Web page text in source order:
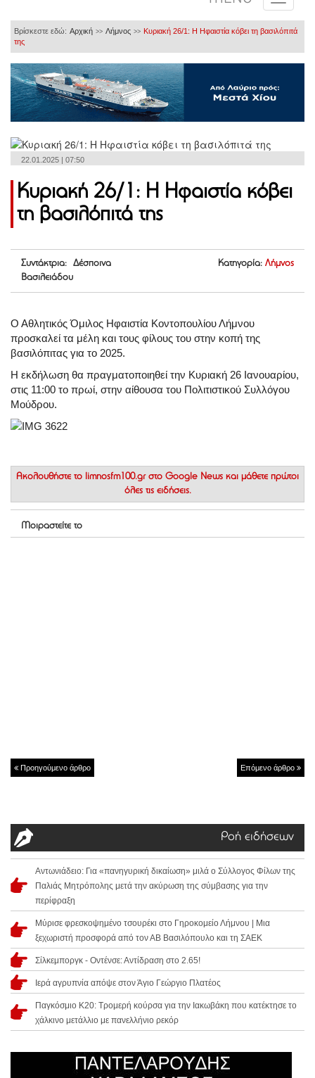
Βρίσκεστε εδώ: Αρχική >> Λήμνος >> Κυριακή 26/1: Η Ηφαιστία κόβει τη βασιλόπιτά
της
22.01.2025 | 07:50
Κυριακή 26/1: Η Ηφαιστία κόβει
τη βασιλόπιτά της
Συντάκτρια: Δέσποινα
Βασιλειάδου
Κατηγορία: Λήμνος
Ο Αθλητικός Όμιλος Ηφαιστία Κοντοπουλίου Λήμνου
προσκαλεί τα μέλη και τους φίλους του στην κοπή της
βασιλόπιτας για το 2025.
Η εκδήλωση θα πραγματοποιηθεί την Κυριακή 26 Ιανουαρίου,
στις 11:00 το πρωί, στην αίθουσα του Πολιτιστικού Συλλόγου
Μούδρου.
Ακολουθήστε το limnosfm100.gr στο Google News και μάθετε πρώτοι
όλες τις ειδήσεις.
Μοιραστείτε το
Προηγούμενο άρθρο Επόμενο άρθρο
Ροή ειδήσεων
Αντωνιάδειο: Για «πανηγυρική δικαίωση» μιλά ο Σύλλογος Φίλων της
Παλιάς Μητρόπολης μετά την ακύρωση της σύμβασης για την
περίφραξη
Μύρισε φρεσκοψημένο τσουρέκι στο Γηροκομείο Λήμνου | Μια
ξεχωριστή προσφορά από τον ΑΒ Βασιλόπουλο και τη ΣΑΕΚ
Σίλκεμποργκ - Οντένσε: Αντίδραση στο 2.65!
Ιερά αγρυπνία απόψε στον Άγιο Γεώργιο Πλατέος
Παγκόσμιο Κ20: Τρομερή κούρσα για την Ιακωβάκη που κατέκτησε το
χάλκινο μετάλλιο με πανελλήνιο ρεκόρ